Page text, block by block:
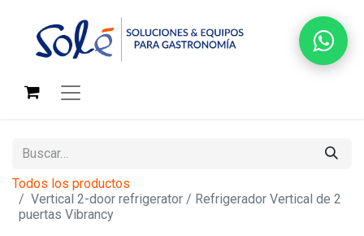
Todos los productos
Vertical 2-door refrigerator / Refrigerador Vertical de 2
puertas Vibrancy